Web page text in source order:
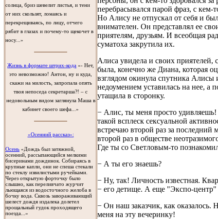
солнца, бриз шевелит листья, и тени
от них скользят, ломаясь и
перекрещиваясь, по лицу, отчего
рябит в глазах и почему-то щекочет в
носу...»
Жизнь в формате штрих-кода «- Нет,
это невозможно! Антон, ну и куда,
скажи на милость, запропала опять
твоя непоседа секретарша?! – с
недовольным видом заглянула Маша в
кабинет своего шефа...»
«Осенний рассказ»:
Осень «Дождь был затяжной,
осенний, рассыпающийся мелкими
бисеринами дождинок. Собираясь в
крупные капли, они не спеша стекали
по стеклу извилистыми ручейками.
Через открытую форточку было
слышно, как переливчато журчит
льющаяся из водосточного желоба в
бочку вода. Сквозь завораживающий
шелест дождя издалека долетел
прощальный гудок проходящего
поезда...»
перебрасывался парой фраз, с кем-
Но Алису не отпускал от себя и
внимателен. Он представлял ее
приятелям, друзьям. И всеобщая
суматоха закрутила их.
Алиса увидела и своих приятелей,
была, конечно же Диана, которая
взглядом окинула спутника Алисы
недоумением уставилась на нее, а
утащила в сторонку.
− Алис, ты меня просто удивляешь!
такой всплеск сексуальной
встречаю второй раз за последний
второй раз в обществе
Где ты со Светловым-то
− А ты его знаешь?
− Ну, так! Личность известная.
− его детище. А еще "Экспо-центр"
− Он наш заказчик, как оказалось.
меня на эту вечеринку!